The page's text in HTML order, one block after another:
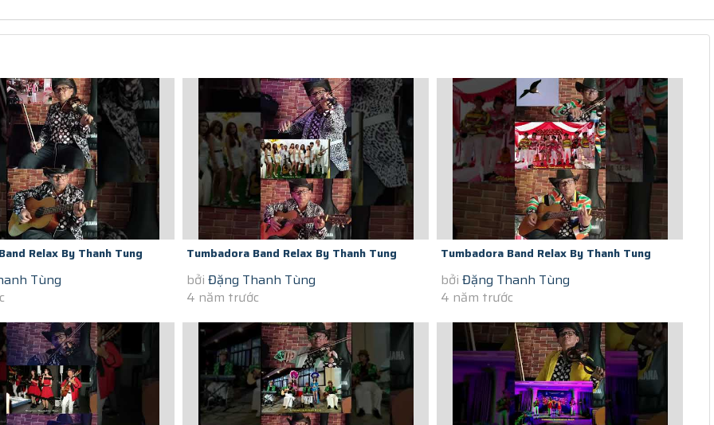
Relax By Thanh Tung
Social Distance Dancing...
Tùng
Tumbadora Band Relax By Thanh Tung
Violon In Saigon Social Distance I Have...
bởi Đặng Thanh Tùng
4 năm trước
Tumbadora Band Relax By Thanh Tung
Violon At The End Of Saigon Social...
bởi Đặng Thanh Tùng
4 năm trước